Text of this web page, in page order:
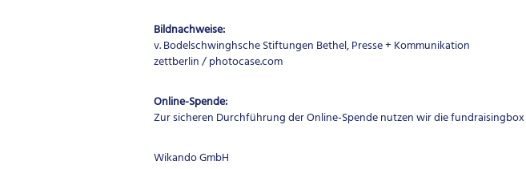
Bildnachweise:
v. Bodelschwinghsche Stiftungen Bethel, Presse + Kommunikation
zettberlin / photocase.com
Online-Spende:
Zur sicheren Durchführung der Online-Spende nutzen wir die
Wikando GmbH